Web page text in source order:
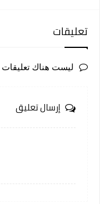
تعليقات
ليست هناك تعليقات
إرسال تعليق